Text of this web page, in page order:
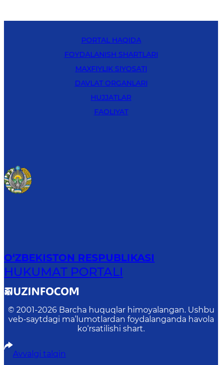
PORTAL HAQIDA
FOYDALANISH SHARTLARI
MAXFIYLIK SIYOSATI
DAVLAT ORGANLARI
HUJJATLAR
FAOLIYAT
O‘ZBEKISTON RESPUBLIKASI
HUKUMAT PORTALI
© 2001-2026 Barcha huquqlar himoyalangan. Ushbu
veb-saytdagi ma’lumotlardan foydalanganda havola
ko‘rsatilishi shart.
Avvalgi talqin